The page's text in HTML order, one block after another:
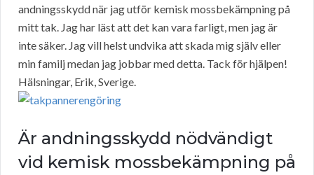
andningsskydd när jag utför kemisk mossbekämpning på
mitt tak. Jag har läst att det kan vara farligt, men jag är
inte säker. Jag vill helst undvika att skada mig själv eller
min familj medan jag jobbar med detta. Tack för hjälpen!
Hälsningar, Erik, Sverige.
Är andningsskydd nödvändigt
vid kemisk mossbekämpning på